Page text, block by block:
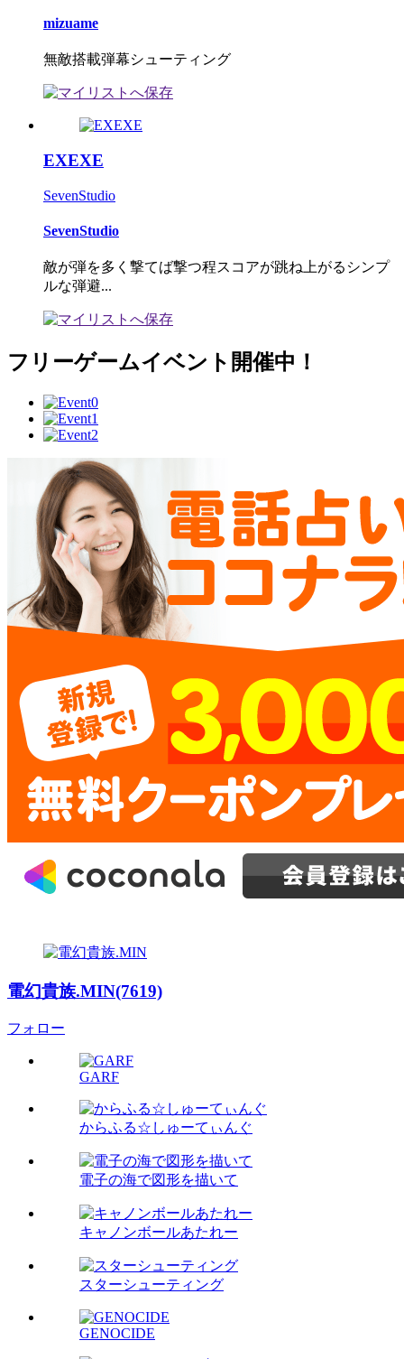
mizuame
無敵搭載弾幕シューティング
EXEXE
SevenStudio
SevenStudio
敵が弾を多く撃てば撃つ程スコアが跳ね上がるシンプ
ルな弾避...
フリーゲームイベント開催中！
電幻貴族.MIN(7619)
フォロー
GARF
からふる☆しゅーてぃんぐ
電子の海で図形を描いて
キャノンボールあたれー
スターシューティング
GENOCIDE